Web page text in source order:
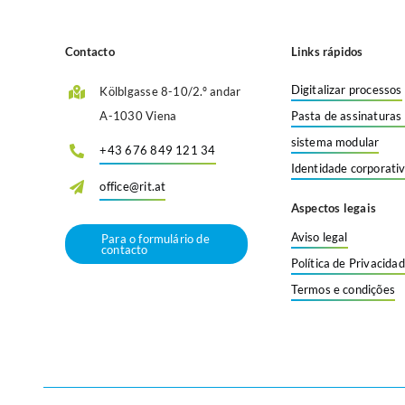
Contacto
Kölblgasse 8-10/2.º andar
A-1030 Viena
+43 676 849 121 34
office@rit.at
Para o formulário de
contacto
Links rápidos
Digitalizar processos
Pasta de
sistema modular
Identidade
Aspectos legais
Aviso legal
Política de
Termos e condições